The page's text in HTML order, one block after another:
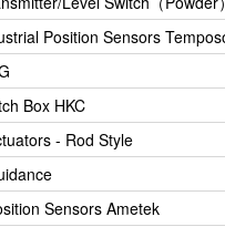
valve
Position Sensors
Box HKC
- Rod Style
Sensors Ametek